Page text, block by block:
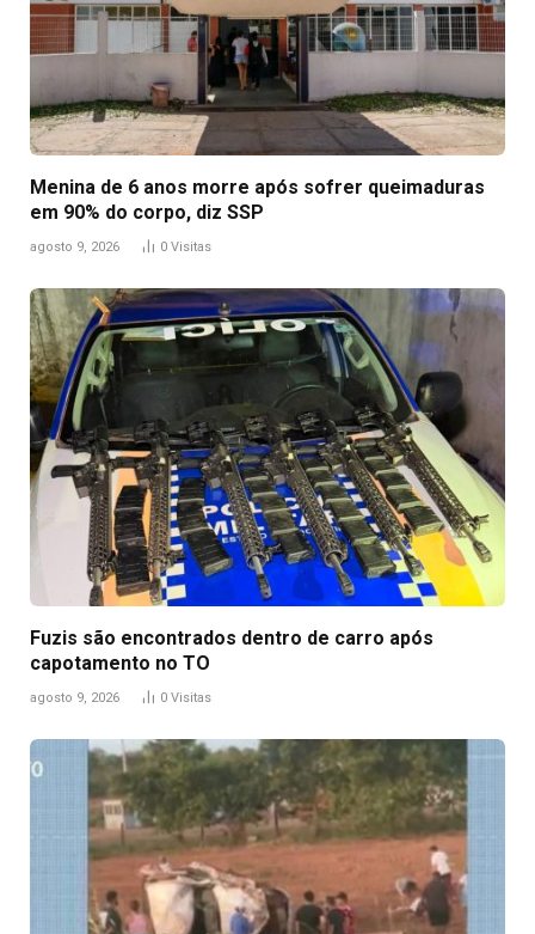
Menina de 6 anos morre após sofrer queimaduras
em 90% do corpo, diz SSP
agosto 9, 2026 0 Visitas
Fuzis são encontrados dentro de carro após
capotamento no TO
agosto 9, 2026 0 Visitas